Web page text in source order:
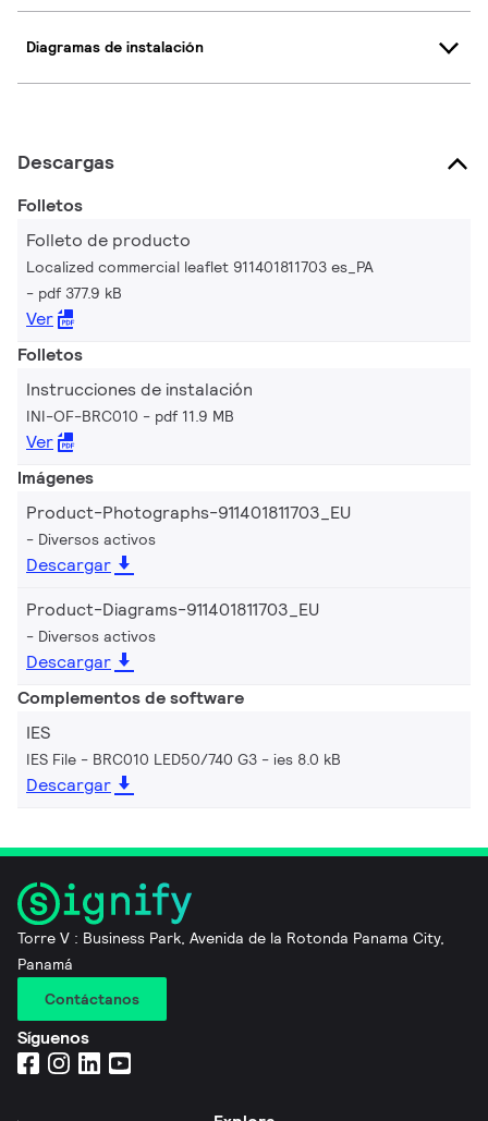
Diagramas de instalación
Descargas
Folletos
Folleto de producto
Localized commercial leaflet 911401811703 es_PA
pdf 377.9 kB
Ver
Folletos
Instrucciones de instalación
INI-OF-BRC010 pdf 11.9 MB
Ver
Imágenes
Product-Photographs-911401811703_EU
Diversos activos
Descargar
Product-Diagrams-911401811703_EU
Diversos activos
Descargar
Complementos de software
IES
IES File - BRC010 LED50/740 G3 ies 8.0 kB
Descargar
Torre V : Business Park, Avenida de la Rotonda Panama City,
Panamá
Contáctanos
Síguenos